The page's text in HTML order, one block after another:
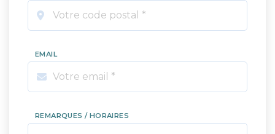
EMAIL
REMARQUES / HORAIRES